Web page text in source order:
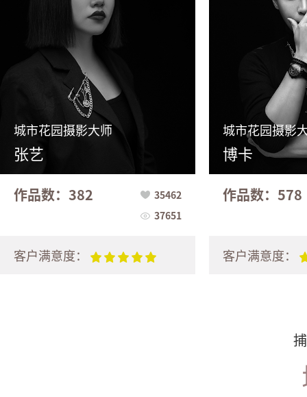
城市花园摄影大师
张艺
作品数：382
35462
37651
客户满意度：
城市花园摄影
博卡
作品数：578
客户满意度：